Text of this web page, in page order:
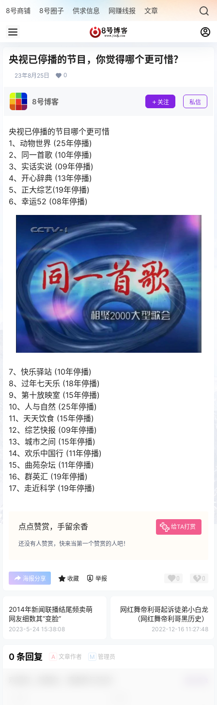
8号商铺 8号圈子 供求信息 网赚线报 文章专题 最新文章
央视已停播的节目，你觉得哪个更可惜？
23年8月25日 0
8号博客 关注 私信
央视已停播的节目哪个更可惜
1、动物世界 (25年停播)
2、同一首歌 (10年停播)
3、实话实说 (09年停播)
4、开心辞典 (13年停播)
5、正大综艺(19年停播)
6、幸运52 (08年停播)
7、快乐驿站 (10年停播)
8、过年七天乐 (18年停播)
9、第十放映室 (15年停播)
10、人与自然 (25年停播)
11、天天饮食 (15年停播)
12、综艺快报 (09年停播)
13、城市之间 (15年停播)
14、欢乐中国行 (11年停播)
15、曲苑杂坛 (11年停播)
16、群英汇 (19年停播)
17、走近科学 (19年停播)
点点赞赏，手留余香 给TA打赏
还没有人赞赏，快来当第一个赞赏的人吧！
海报分享 收藏 举报 0 0
2014年新闻联播结尾频卖萌
网友细数其“变脸”
2023-5-24 15:38:08
网红舞帝利哥起诉徒弟小白龙
（网红舞帝利哥黑历史）
2022-12-16 11:27:48
0 条回复 A 文章作者 M 管理员